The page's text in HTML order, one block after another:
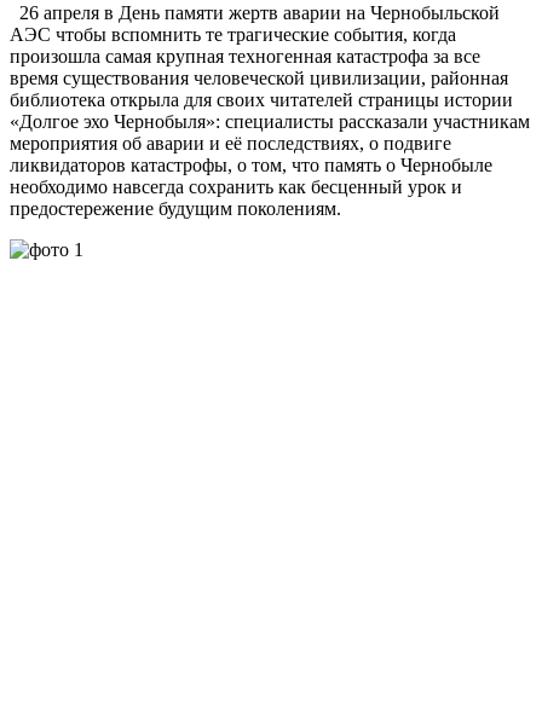
26 апреля в День памяти жертв аварии на Чернобыльской
АЭС чтобы вспомнить те трагические события, когда
произошла самая крупная техногенная катастрофа за все
время существования человеческой цивилизации, районная
библиотека открыла для своих читателей страницы истории
«Долгое эхо Чернобыля»: специалисты рассказали участникам
мероприятия об аварии и её последствиях, о подвиге
ликвидаторов катастрофы, о том, что память о Чернобыле
необходимо навсегда сохранить как бесценный урок и
предостережение будущим поколениям.